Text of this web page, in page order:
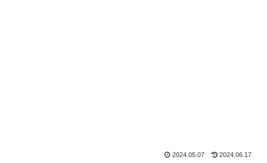
2024.05.07 2024.06.17